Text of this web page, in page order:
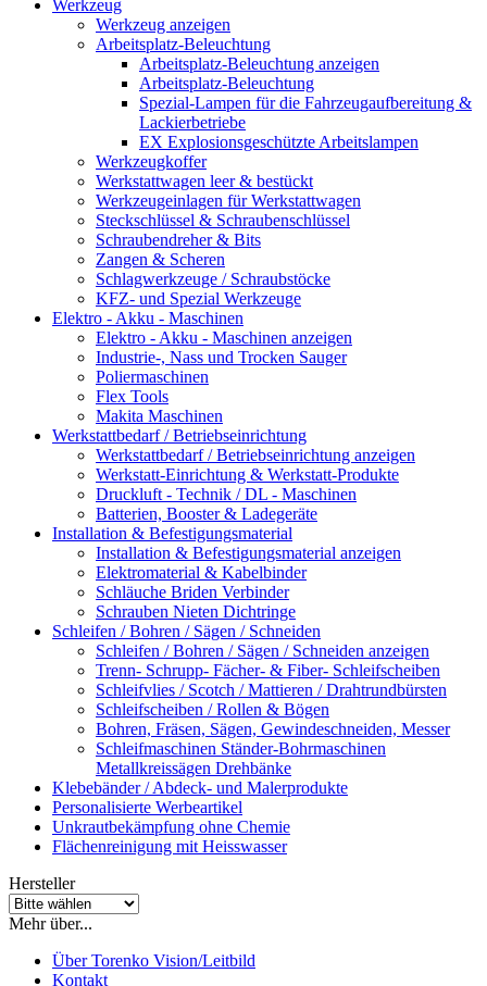
Werkzeug
Werkzeug anzeigen
Arbeitsplatz-Beleuchtung
Arbeitsplatz-Beleuchtung anzeigen
Arbeitsplatz-Beleuchtung
Spezial-Lampen für die Fahrzeugaufbereitung &
Lackierbetriebe
EX Explosionsgeschützte Arbeitslampen
Werkzeugkoffer
Werkstattwagen leer & bestückt
Werkzeugeinlagen für Werkstattwagen
Steckschlüssel & Schraubenschlüssel
Schraubendreher & Bits
Zangen & Scheren
Schlagwerkzeuge / Schraubstöcke
KFZ- und Spezial Werkzeuge
Elektro - Akku - Maschinen
Elektro - Akku - Maschinen anzeigen
Industrie-, Nass und Trocken Sauger
Poliermaschinen
Flex Tools
Makita Maschinen
Werkstattbedarf / Betriebseinrichtung
Werkstattbedarf / Betriebseinrichtung anzeigen
Werkstatt-Einrichtung & Werkstatt-Produkte
Druckluft - Technik / DL - Maschinen
Batterien, Booster & Ladegeräte
Installation & Befestigungsmaterial
Installation & Befestigungsmaterial anzeigen
Elektromaterial & Kabelbinder
Schläuche Briden Verbinder
Schrauben Nieten Dichtringe
Schleifen / Bohren / Sägen / Schneiden
Schleifen / Bohren / Sägen / Schneiden anzeigen
Trenn- Schrupp- Fächer- & Fiber- Schleifscheiben
Schleifvlies / Scotch / Mattieren / Drahtrundbürsten
Schleifscheiben / Rollen & Bögen
Bohren, Fräsen, Sägen, Gewindeschneiden, Messer
Schleifmaschinen Ständer-Bohrmaschinen
Metallkreissägen Drehbänke
Klebebänder / Abdeck- und Malerprodukte
Personalisierte Werbeartikel
Unkrautbekämpfung ohne Chemie
Flächenreinigung mit Heisswasser
Hersteller
Mehr über...
Über Torenko Vision/Leitbild
Kontakt